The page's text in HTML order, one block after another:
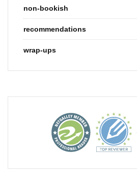
non-bookish
recommendations
wrap-ups